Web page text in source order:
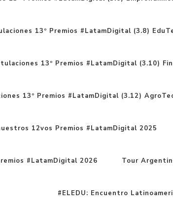
13º Premios #LatamDigital (3.8)
13º Premios #LatamDigital (3.10)
13º Premios #LatamDigital (3.12)
12vos Premios #LatamDigital 2025
#LatamDigital 2026 Tour
#ELEDU: Encuentro